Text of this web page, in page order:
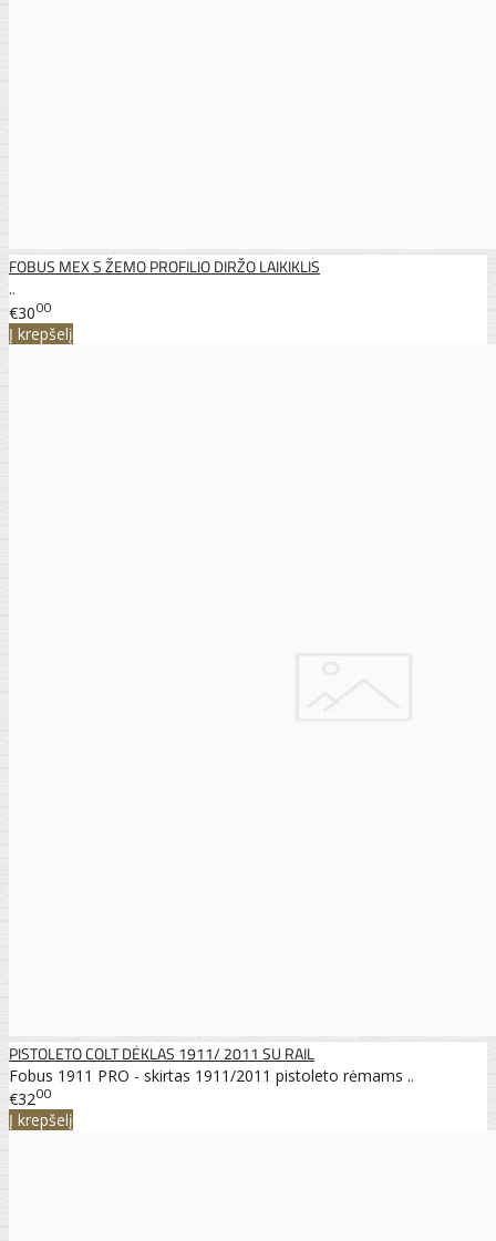
FOBUS MEX S ŽEMO PROFILIO DIRŽO LAIKIKLIS
..
€3000
Į krepšelį
PISTOLETO COLT DĖKLAS 1911/ 2011 SU RAIL
Fobus 1911 PRO - skirtas 1911/2011 pistoleto rėmams ..
€3200
Į krepšelį